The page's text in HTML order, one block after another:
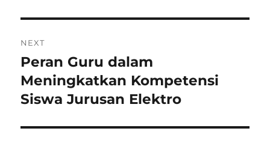
NEXT
Next
post:
Peran Guru dalam
Meningkatkan Kompetensi
Siswa Jurusan Elektro